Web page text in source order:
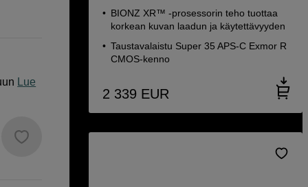
Lue
BIONZ XR™ -prosessorin teho tuottaa
korkean kuvan laadun ja käytettävyyden
Taustavalaistu Super 35 APS-C Exmor R
CMOS-kenno
2 339 EUR